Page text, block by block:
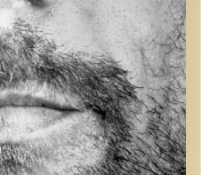
קרדיט תמונות: David Goehring